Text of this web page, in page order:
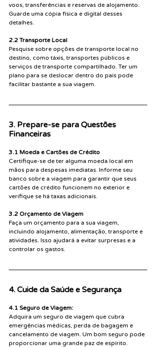
voos, transferências e reservas de alojamento.
Guarde uma cópia física e digital desses
detalhes.
2.2 Transporte Local
Pesquise sobre opções de transporte local no
destino, como táxis, transportes públicos e
serviços de transporte compartilhado. Ter um
plano para se deslocar dentro do país pode
facilitar bastante a sua viagem.
3. Prepare-se para Questões
Financeiras
3.1 Moeda e Cartões de Crédito
Certifique-se de ter alguma moeda local em
mãos para despesas imediatas. Informe seu
banco sobre a viagem para garantir que seus
cartões de crédito funcionem no exterior e
verifique se há taxas adicionais.
3.2 Orçamento de Viagem
Faça um orçamento para a sua viagem,
incluindo alojamento, alimentação, transporte e
atividades. Isso ajudará a evitar surpresas e a
controlar os gastos.
4. Cuide da Saúde e Segurança
4.1 Seguro de Viagem:
Adquira um seguro de viagem que cubra
emergências médicas, perda de bagagem e
cancelamento de viagem. Um bom seguro pode
proporcionar uma grande paz de espírito.